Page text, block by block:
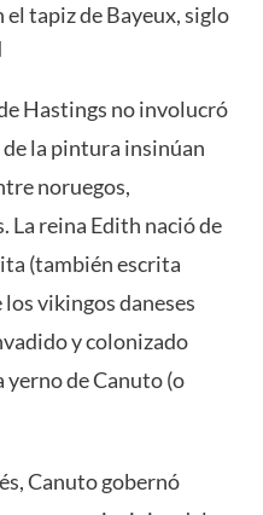
tapiz de Bayeux, siglo
Hastings no involucró
la pintura insinúan
noruegos,
La reina Edith nació de
(también escrita
vikingos daneses
y colonizado
yerno de Canuto (o
Canuto gobernó